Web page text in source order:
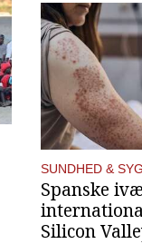
SUNDHED &
Spanske
Silicon